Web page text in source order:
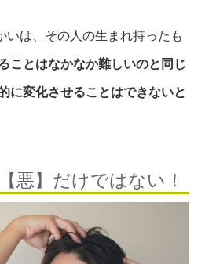
いは、その人の生まれ持ったも
ことはなかなか難しいのと同じ
に変化させることはできないと
悪】だけではない！